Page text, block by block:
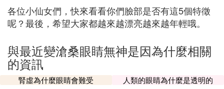
各位小仙女們，快來看看你們臉部是否有這5個特徵
呢？最後，希望大家都越來越漂亮越來越年輕哦。
與最近變滄桑眼睛無神是因為什麼相關
的資訊
腎虛為什麼眼睛會難受
人類的眼睛為什麼是透明的